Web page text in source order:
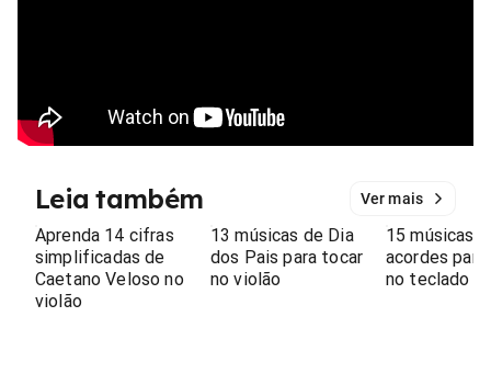
Leia também Ver mais
Aprenda 14 cifras
simplificadas de
Caetano Veloso no
violão
13 músicas de Dia
dos Pais para tocar
no violão
15 músicas
acordes
no teclado